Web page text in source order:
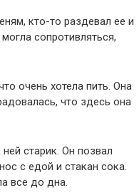
кто-то раздевал ее и
сопротивляться,
очень хотела пить. Она
что здесь она
старик. Он позвал
с едой и стакан сока.
все до дна.